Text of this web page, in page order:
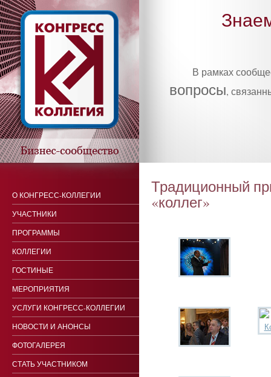
В рамках
вопросы,
Тра­дици­он­ный
«кол­лег»
О КОНГРЕСС-КОЛЛЕГИИ
УЧАСТНИКИ
ПРОГРАММЫ
КОЛЛЕГИИ
ГОСТИНЫЕ
МЕРОПРИЯТИЯ
УСЛУГИ КОНГРЕСС-КОЛЛЕГИИ
НОВОСТИ И АНОНСЫ
ФОТОГАЛЕРЕЯ
СТАТЬ УЧАСТНИКОМ